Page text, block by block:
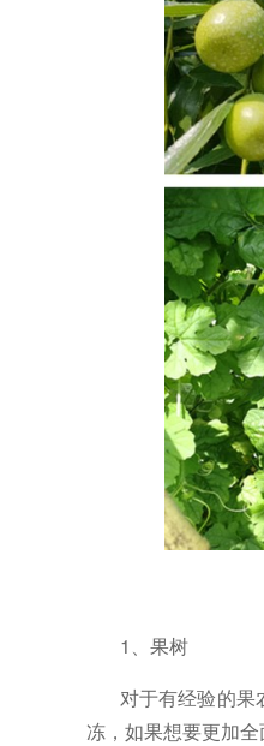
1、果树
对于有经验的果
冻，如果想要更加